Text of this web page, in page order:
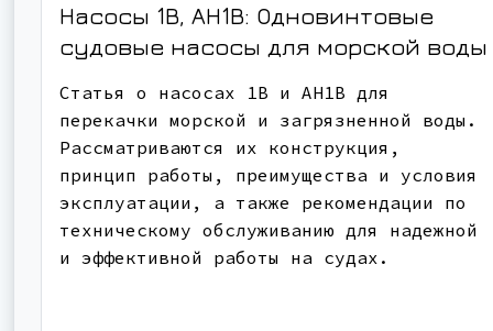
Насосы 1В, АН1В: Одновинтовые
судовые насосы для морской воды
Статья о насосах 1В и АН1В для
перекачки морской и загрязненной воды.
Рассматриваются их конструкция,
принцип работы, преимущества и условия
эксплуатации, а также рекомендации по
техническому обслуживанию для надежной
и эффективной работы на судах.